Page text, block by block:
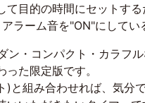
目的の時間にセットする
ラーム音を"ON"にしてい
・コンパクト・カラフ
た限定版です。
と組み合わせれば、気分